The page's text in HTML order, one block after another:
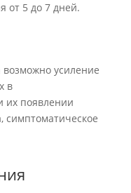
от 5 до 7 дней.
усиление
в
их появлении
симптоматическое